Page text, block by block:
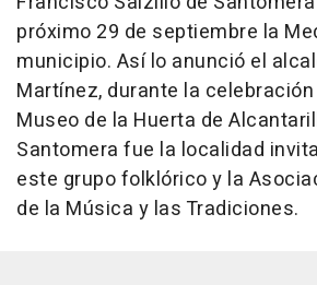
próximo 29 de septiembre la
municipio. Así lo anunció el
Martínez, durante la celebración
Museo de la Huerta de
Santomera fue la localidad
este grupo folklórico y la
de la Música y las Tradiciones.